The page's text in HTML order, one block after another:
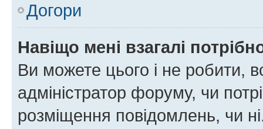
Догори
Навіщо мені взагалі
Ви можете цього і не робити,
адміністратор форуму, чи
розміщення повідомлень, чи